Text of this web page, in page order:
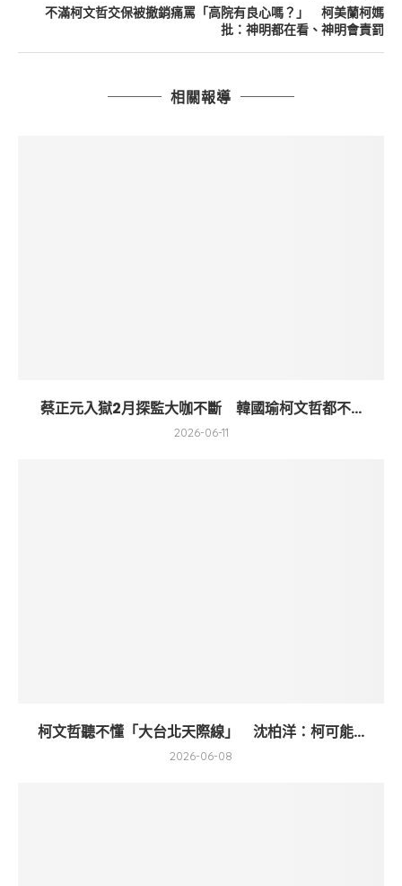
不滿柯文哲交保被撤銷痛罵「高院有良心嗎？」 柯美蘭柯媽
批：神明都在看、神明會責罰
相關報導
蔡正元入獄2月探監大咖不斷 韓國瑜柯文哲都不...
2026-06-11
柯文哲聽不懂「大台北天際線」 沈柏洋：柯可能...
2026-06-08